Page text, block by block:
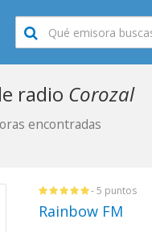
radio Corozal
encontradas
- 5 puntos
Rainbow FM